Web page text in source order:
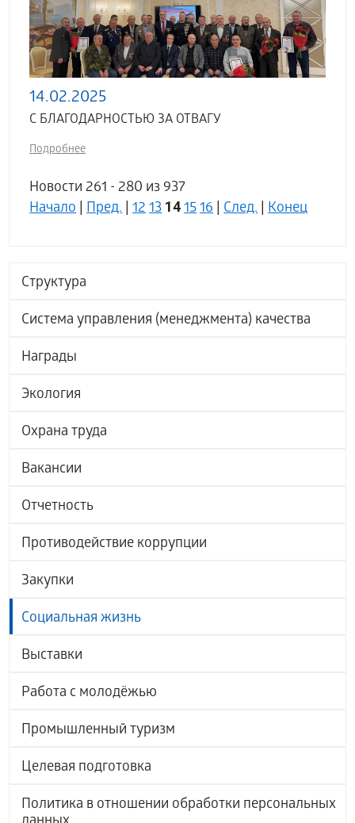
Структура
Система управления (менеджмента) качества
Награды
Экология
Охрана труда
Вакансии
Отчетность
Противодействие коррупции
Закупки
Социальная жизнь
Выставки
Работа с молодёжью
Промышленный туризм
Целевая подготовка
Политика в отношении обработки персональных
14.02.2025
С БЛАГОДАРНОСТЬЮ ЗА ОТВАГУ
Подробнее
Новости 261 - 280 из 937
Начало|Пред.|1213 14 1516|След.|Конец